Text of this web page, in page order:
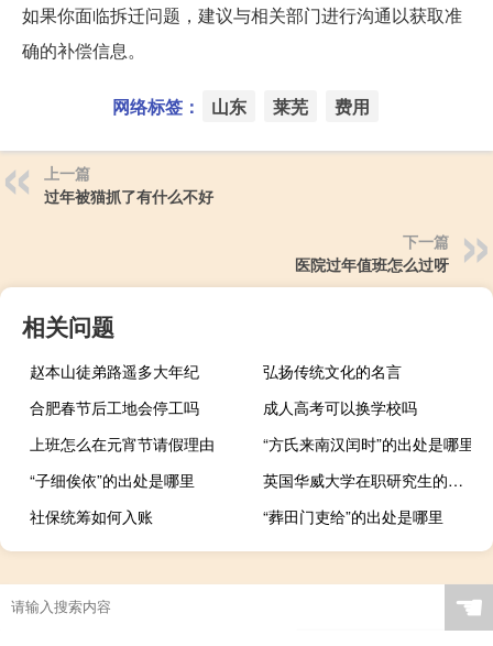
如果你面临拆迁问题，建议与相关部门进行沟通以获取准
确的补偿信息。
网络标签： 山东 莱芜 费用
上一篇
过年被猫抓了有什么不好
下一篇
医院过年值班怎么过呀
相关问题
赵本山徒弟路遥多大年纪
弘扬传统文化的名言
合肥春节后工地会停工吗
成人高考可以换学校吗
上班怎么在元宵节请假理由
“方氏来南汉闰时”的出处是哪里
“子细俟依”的出处是哪里
英国华威大学在职研究生的热门专业
社保统筹如何入账
“葬田门吏给”的出处是哪里
☚